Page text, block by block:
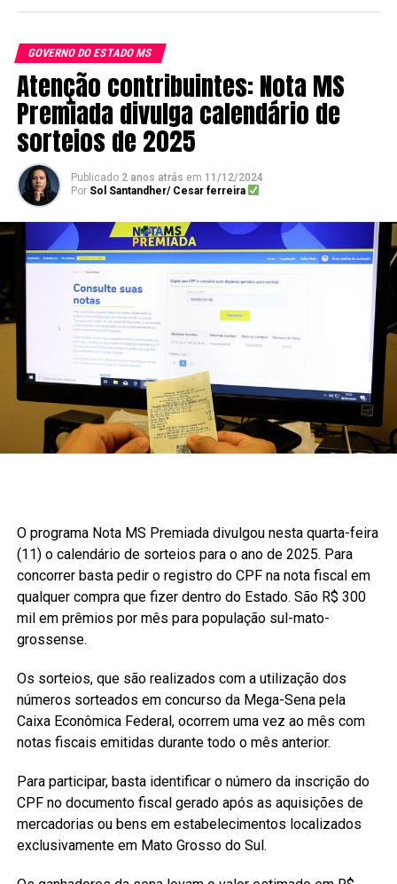
GOVERNO DO ESTADO MS
Atenção contribuintes: Nota MS
Premiada divulga calendário de
sorteios de 2025
Publicado 2 anos atrás em 11/12/2024
Por Sol Santandher/ Cesar ferreira
O programa Nota MS Premiada divulgou nesta quarta-feira
(11) o calendário de sorteios para o ano de 2025. Para
concorrer basta pedir o registro do CPF na nota fiscal em
qualquer compra que fizer dentro do Estado. São R$ 300
mil em prêmios por mês para população sul-mato-
grossense.
Os sorteios, que são realizados com a utilização dos
números sorteados em concurso da Mega-Sena pela
Caixa Econômica Federal, ocorrem uma vez ao mês com
notas fiscais emitidas durante todo o mês anterior.
Para participar, basta identificar o número da inscrição do
CPF no documento fiscal gerado após as aquisições de
mercadorias ou bens em estabelecimentos localizados
exclusivamente em Mato Grosso do Sul.